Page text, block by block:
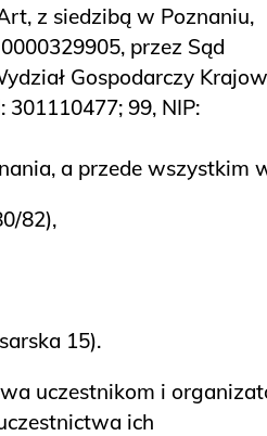
z siedzibą w Poznaniu,
przez Sąd
Gospodarczy
99, NIP:
a przede wszystkim
82),
15).
uczestnikom i
ich